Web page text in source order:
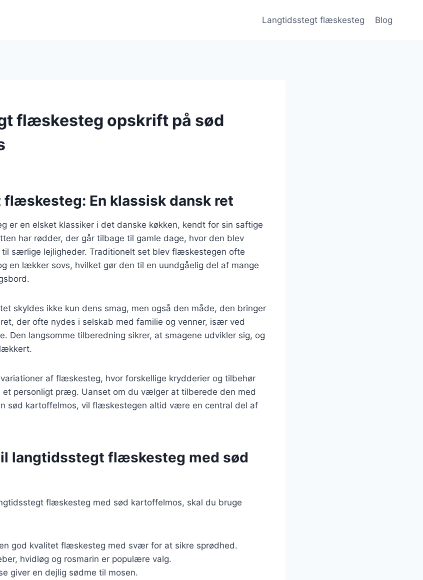
Langtidsstegt flæskesteg Blog
flæskesteg opskrift på sød
En klassisk dansk ret
er en elsket klassiker i det danske køkken, kendt for sin saftige
har rødder, der går tilbage til gamle dage, hvor den blev
særlige lejligheder. Traditionelt set blev flæskestegen ofte
en lækker sovs, hvilket gør den til en uundgåelig del af mange
skyldes ikke kun dens smag, men også den måde, den bringer
der ofte nydes i selskab med familie og venner, især ved
Den langsomme tilberedning sikrer, at smagene udvikler sig, og
af flæskesteg, hvor forskellige krydderier og tilbehør
personligt præg. Uanset om du vælger at tilberede den med
sød kartoffelmos, vil flæskestegen altid være en central del af
langtidsstegt flæskesteg med sød
flæskesteg med sød kartoffelmos, skal du bruge
god kvalitet flæskesteg med svær for at sikre sprødhed.
hvidløg og rosmarin er populære valg.
giver en dejlig sødme til mosen.